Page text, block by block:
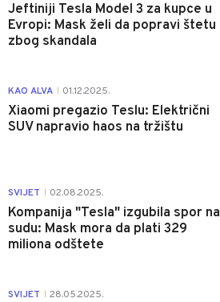
Jeftiniji Tesla Model 3 za kupce u
Evropi: Mask želi da popravi štetu
zbog skandala
KAO ALVA 01.12.2025.
Xiaomi pregazio Teslu: Električni
SUV napravio haos na tržištu
SVIJET 02.08.2025.
Kompanija "Tesla" izgubila spor na
sudu: Mask mora da plati 329
miliona odštete
SVIJET 28.05.2025.